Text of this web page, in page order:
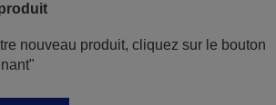
nouveau produit, cliquez sur le bouton